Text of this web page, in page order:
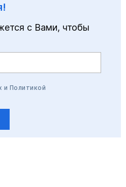
с Вами, чтобы
и Политикой